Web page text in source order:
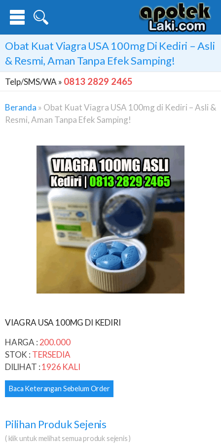
Obat Kuat Viagra USA 100mg Di Kediri – Asli
& Resmi, Aman Tanpa Efek Samping!
Telp/SMS/WA » 0813 2829 2465
Beranda » Obat Kuat Viagra USA 100mg di Kediri – Asli &
Resmi, Aman Tanpa Efek Samping!
VIAGRA USA 100MG DI KEDIRI
HARGA : 200.000
STOK : TERSEDIA
DILIHAT :1926 KALI
Baca Keterangan Sebelum Order
Pilihan Produk Sejenis
( klik untuk melihat semua produk sejenis )